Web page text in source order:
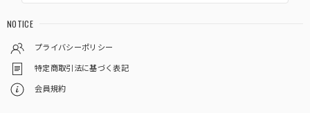
NOTICE
プライバシーポリシー
特定商取引法に基づく表記
会員規約